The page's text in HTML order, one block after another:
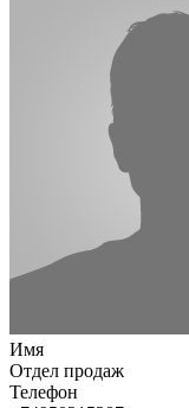
Имя
Отдел продаж
Телефон